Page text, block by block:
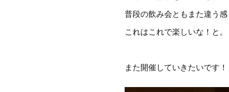
普段の飲み会ともまた違う
これはこれで楽しいな！と。
また開催していきたいです！